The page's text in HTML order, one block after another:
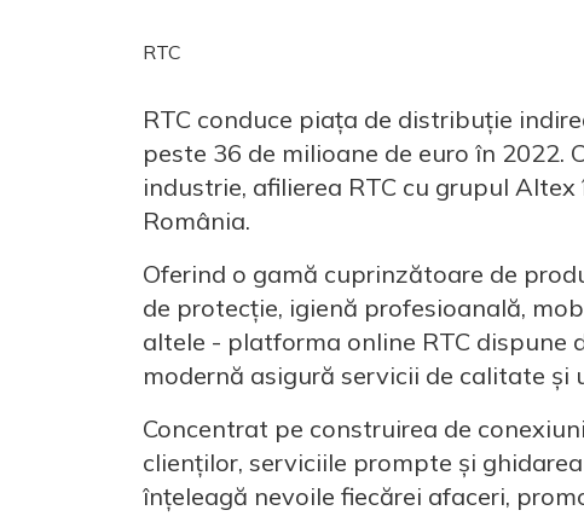
RTC
RTC conduce piața de distribuție
peste 36 de milioane de euro în 2022.
industrie, afilierea RTC cu grupul
România.
Oferind o gamă cuprinzătoare de
de protecție, igienă profesioanală,
altele - platforma online RTC dispune
modernă asigură servicii de calitate și
Concentrat pe construirea de
clienților, serviciile prompte și
înțeleagă nevoile fiecărei afaceri,